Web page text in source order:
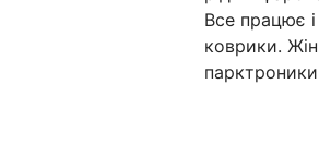
Все працює
коврики.